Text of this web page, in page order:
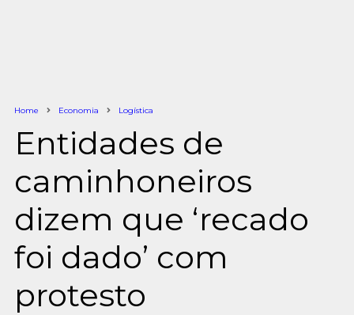
Home Economia Logística
Entidades de
caminhoneiros
dizem que ‘recado
foi dado’ com
protesto